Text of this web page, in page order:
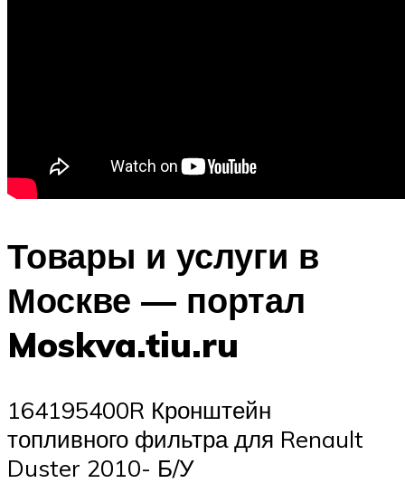
Товары и услуги в
Москве — портал
Moskva.tiu.ru
164195400R Кронштейн
топливного фильтра для Renault
Duster 2010- Б/У